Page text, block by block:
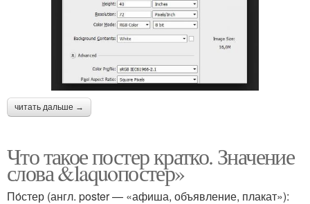
читать дальше →
Что такое постер кратко. Значение
слова &laquoпостер»
По́стер (англ. poster — «афиша, объявление, плакат»):